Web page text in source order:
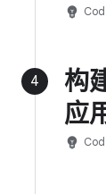
emoji_objects
4
构
应
emoji_objects